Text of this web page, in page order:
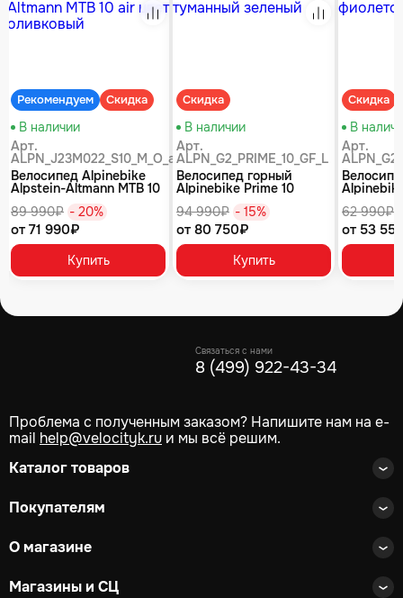
Рекомендуем Скидка
Сравнение
В наличии
Арт.
ALPN_J23M022_S10_M_O_air
Велосипед Alpinebike
Alpstein-Altmann MTB 10
89 990₽ - 20%
от 71 990₽
Купить
Скидка
Сравнение
В наличии
Арт.
ALPN_G2_PRIME_10_GF_L
Велосипед горный
Alpinebike Prime 10
94 990₽ - 15%
от 80 750₽
Купить
Скидка
В
Арт.
62 990₽
от 53
Связаться с нами
8 (499) 922-43-34
Проблема с полученным заказом? Напишите нам на e-
mail help@velocityk.ru и мы всё решим.
Каталог товаров
Покупателям
О магазине
Магазины и СЦ